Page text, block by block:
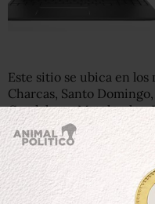
Este sitio se ubica en los
Charcas, Santo
Guadalupe, Matehuala y
San Luis Potosí.
La Secretaría de
mineras a la compañía
explotar las venas de